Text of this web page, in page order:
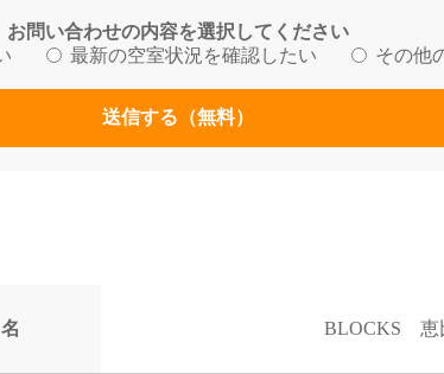
お問い合わせの内容を選択してください
最新の空室状況を確認したい その他
送信する（無料）
BLOCKS 恵